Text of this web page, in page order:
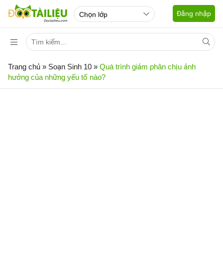
Đăng nhập
Trang chủ » Soạn Sinh 10 » Quá trình giảm phân chịu ảnh
hưởng của những yếu tố nào?